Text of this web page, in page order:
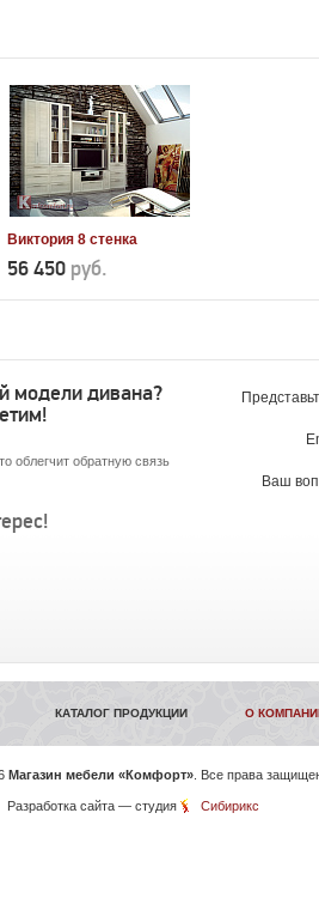
Виктория 8 стенка
56 450 руб.
модели дивана?
облегчит обратную связь
Ваш
КАТАЛОГ ПРОДУКЦИИ О
Магазин мебели «Комфорт» . Все права
Разработка сайта— студия Сибирикс